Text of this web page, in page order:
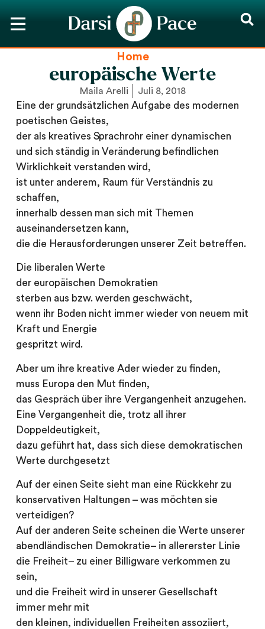
Home
europäische Werte
Maila Arelli Juli 8, 2018
Eine der grundsätzlichen Aufgabe des modernen
poetischen Geistes,
der als kreatives Sprachrohr einer dynamischen
und sich ständig in Veränderung befindlichen
Wirklichkeit verstanden wird,
ist unter anderem, Raum für Verständnis zu
schaffen,
innerhalb dessen man sich mit Themen
auseinandersetzen kann,
die die Herausforderungen unserer Zeit betreffen.
Die liberalen Werte
der europäischen Demokratien
sterben aus bzw. werden geschwächt,
wenn ihr Boden nicht immer wieder von neuem mit
Kraft und Energie
gespritzt wird.
Aber um ihre kreative Ader wieder zu finden,
muss Europa den Mut finden,
das Gespräch über ihre Vergangenheit anzugehen.
Eine Vergangenheit die, trotz all ihrer
Doppeldeutigkeit,
dazu geführt hat, dass sich diese demokratischen
Werte durchgesetzt
Auf der einen Seite sieht man eine Rückkehr zu
konservativen Haltungen – was möchten sie
verteidigen?
Auf der anderen Seite scheinen die Werte unserer
abendländischen Demokratie– in allererster Linie
die Freiheit– zu einer Billigware verkommen zu
sein,
und die Freiheit wird in unserer Gesellschaft
immer mehr mit
den kleinen, individuellen Freiheiten assoziiert,